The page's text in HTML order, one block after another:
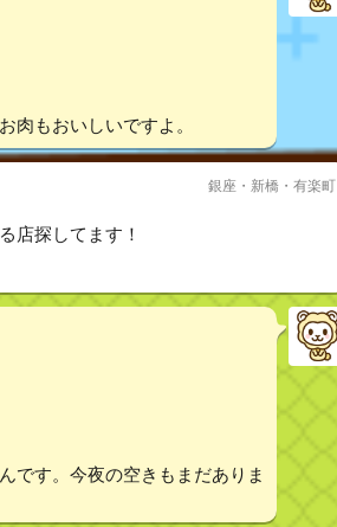
もおいしいですよ。
銀座・新橋・有楽町
店探してます！
です。今夜の空きもまだありま